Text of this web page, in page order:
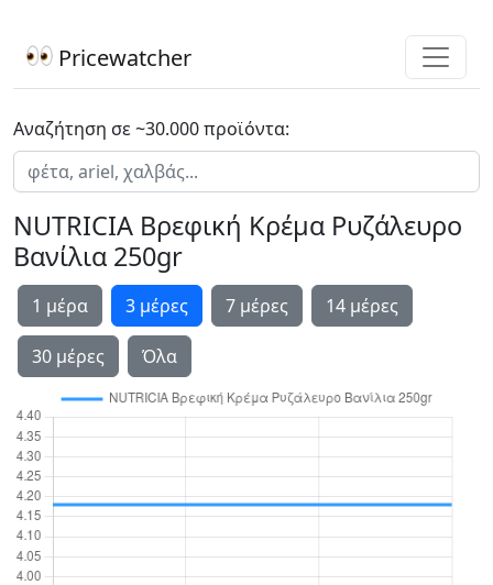
Pricewatcher
Αναζήτηση σε ~30.000 προϊόντα:
NUTRICIA Βρεφική Κρέμα Ρυζάλευρο
Βανίλια 250gr
1 μέρα 3 μέρες 7 μέρες 14 μέρες
30 μέρες Όλα